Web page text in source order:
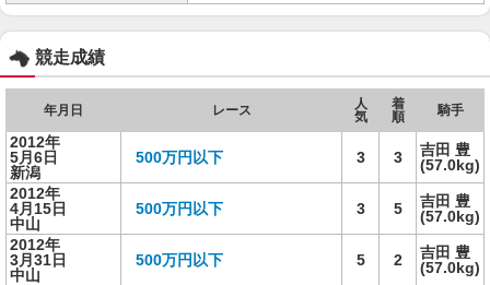
競走成績
年月日 レース
人
気
着
順
騎手
2012年
5月6日
新潟
500万円以下 3 3
吉田 豊
(57.0kg)
2012年
4月15日
中山
500万円以下 3 5
吉田 豊
(57.0kg)
2012年
3月31日
中山
500万円以下 5 2
吉田 豊
(57.0kg)